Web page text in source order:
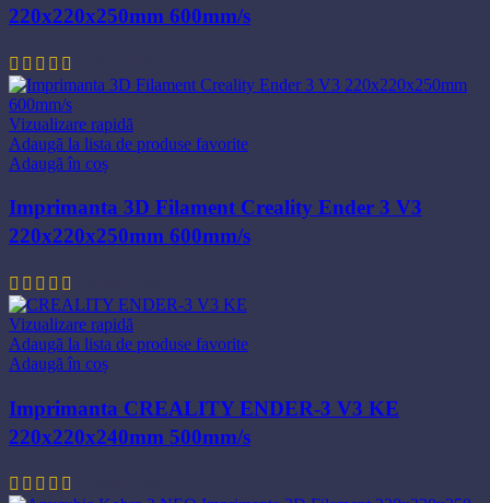
220x220x250mm 600mm/s
Vizualizare rapidă
Adaugă la lista de produse favorite
Adaugă în coș
Imprimanta 3D Filament Creality Ender 3 V3
220x220x250mm 600mm/s
Vizualizare rapidă
Adaugă la lista de produse favorite
Adaugă în coș
Imprimanta CREALITY ENDER-3 V3 KE
220x220x240mm 500mm/s